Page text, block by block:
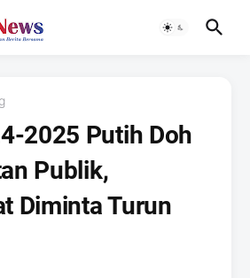
2025 Putih Doh
Publik,
Diminta Turun